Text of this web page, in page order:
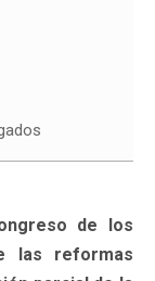
de los
las reformas